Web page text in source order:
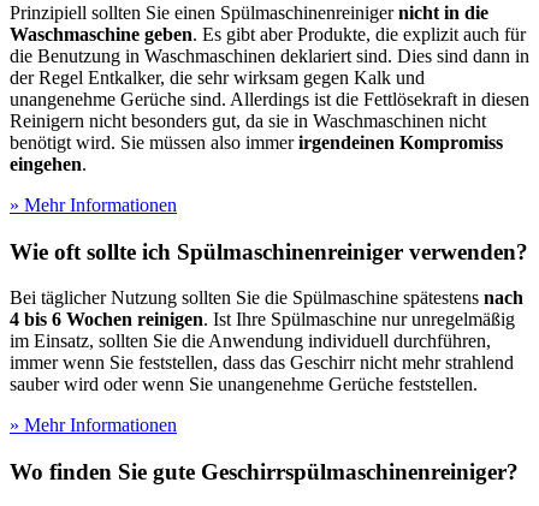
Prinzipiell sollten Sie einen Spülmaschinenreinigernicht in die
Waschmaschine geben. Es gibt aber Produkte, die explizit auch für
die Benutzung in Waschmaschinen deklariert sind. Dies sind dann in
der Regel Entkalker, die sehr wirksam gegen Kalk und
unangenehme Gerüche sind. Allerdings ist die Fettlösekraft in diesen
Reinigern nicht besonders gut, da sie in Waschmaschinen nicht
benötigt wird. Sie müssen also immerirgendeinen Kompromiss
eingehen.
» Mehr Informationen
Wie oft sollte ich Spülmaschinenreiniger verwenden?
Bei täglicher Nutzung sollten Sie die Spülmaschine spätestens nach
4 bis 6 Wochen reinigen. Ist Ihre Spülmaschine nur unregelmäßig
im Einsatz, sollten Sie die Anwendung individuell durchführen,
immer wenn Sie feststellen, dass das Geschirr nicht mehr strahlend
sauber wird oder wenn Sie unangenehme Gerüche feststellen.
» Mehr Informationen
Wo finden Sie gute Geschirrspülmaschinenreiniger?